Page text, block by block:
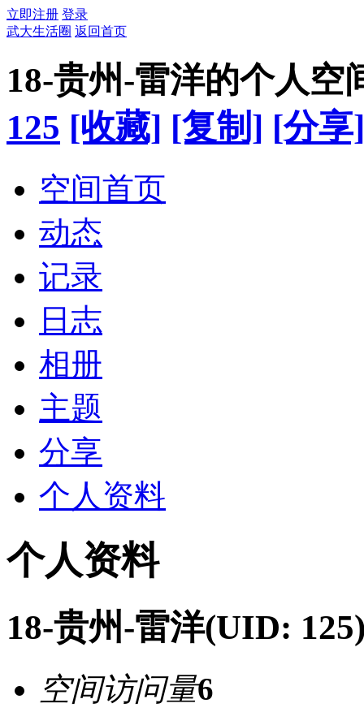
立即注册 登录
武大生活圈 返回首页
18-贵州-雷洋的个人空
125 [收藏] [复制] [分享]
空间首页
动态
记录
日志
相册
主题
分享
个人资料
个人资料
18-贵州-雷洋(UID:
空间访问量6